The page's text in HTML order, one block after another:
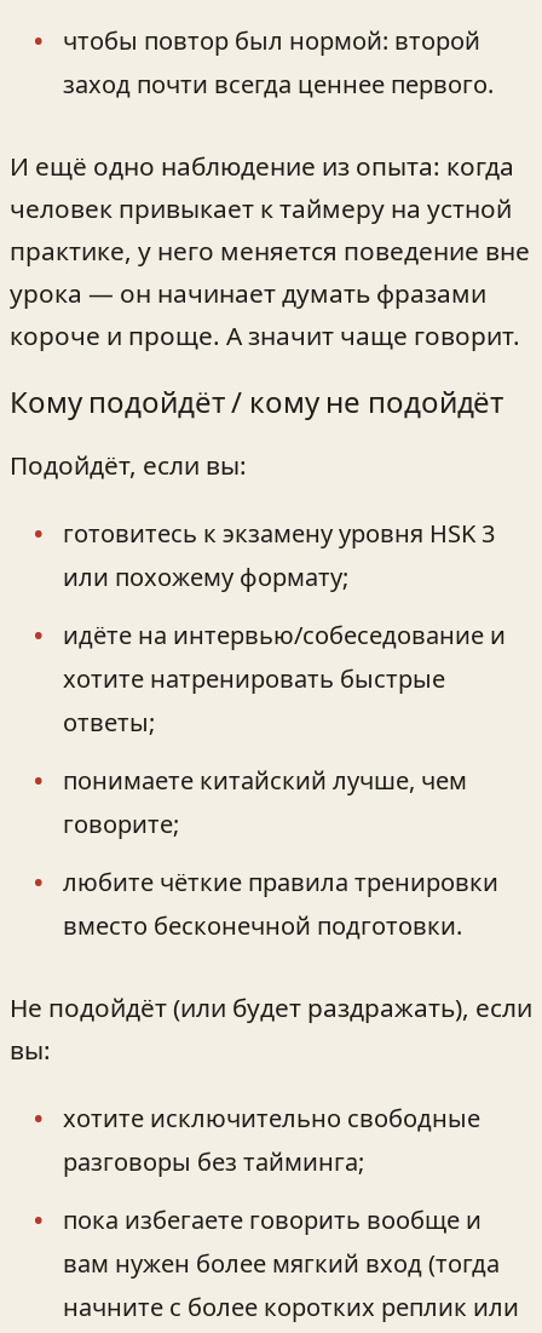
чтобы повтор был нормой: второй
заход почти всегда ценнее первого.
И ещё одно наблюдение из опыта: когда
человек привыкает к таймеру на устной
практике, у него меняется поведение вне
урока — он начинает думать фразами
короче и проще. А значит чаще говорит.
Кому подойдёт / кому не подойдёт
Подойдёт, если вы:
готовитесь к экзамену уровня HSK 3
или похожему формату;
идёте на интервью/собеседование и
хотите натренировать быстрые
ответы;
понимаете китайский лучше, чем
говорите;
любите чёткие правила тренировки
вместо бесконечной подготовки.
Не подойдёт (или будет раздражать), если
вы:
хотите исключительно свободные
разговоры без тайминга;
пока избегаете говорить вообще и
вам нужен более мягкий вход (тогда
начните с более коротких реплик или